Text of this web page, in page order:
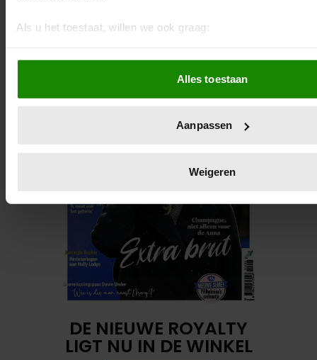
Als u het toestaat, willen we ook graag:
meter nauwkeurig kan zijn
Uw apparaat identificeren door het actief te scannen
eigenschappen (fingerprinting)
in. U kunt uw
functies voor social media te bieden en om ons
Ook delen we informatie over uw gebruik van onze site met
social media, adverteren en analyse. Deze partners kunnen
combineren met andere informatie die u aan ze heeft
verzameld op basis van uw gebruik van hun services. U
onze cookies als u onze website blijft gebruiken.
Alles toestaan
Aanpassen
Weigeren
DE NIEUWE ROYALTY
LIGT NU IN DE WINKEL